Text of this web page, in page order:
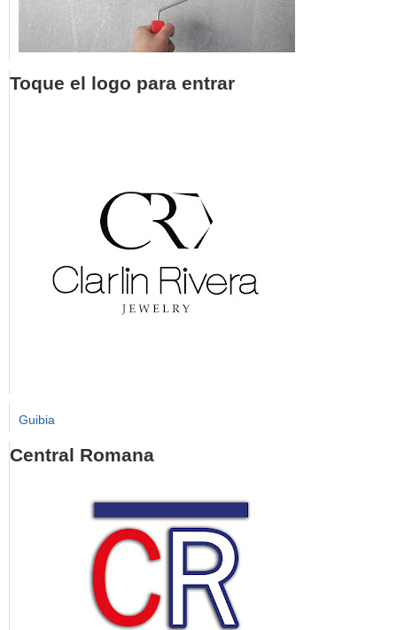
Toque el logo para entrar
Guibia
Central Romana